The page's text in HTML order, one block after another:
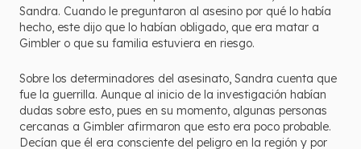
Sandra. Cuando le preguntaron al asesino por qué lo había
hecho, este dijo que lo habían obligado, que era matar a
Gimbler o que su familia estuviera en riesgo.
Sobre los determinadores del asesinato, Sandra cuenta que
fue la guerrilla. Aunque al inicio de la investigación habían
dudas sobre esto, pues en su momento, algunas personas
cercanas a Gimbler afirmaron que esto era poco probable.
Decían que él era consciente del peligro en la región y por